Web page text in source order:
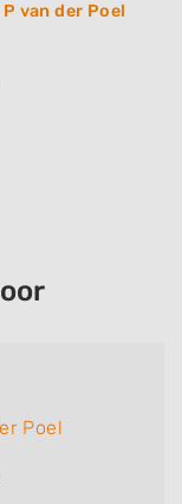
van der Poel
Poel